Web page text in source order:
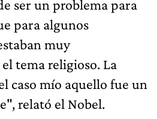
ser un problema para
para algunos
muy
tema religioso. La
caso mío aquello fue un
relató el Nobel.